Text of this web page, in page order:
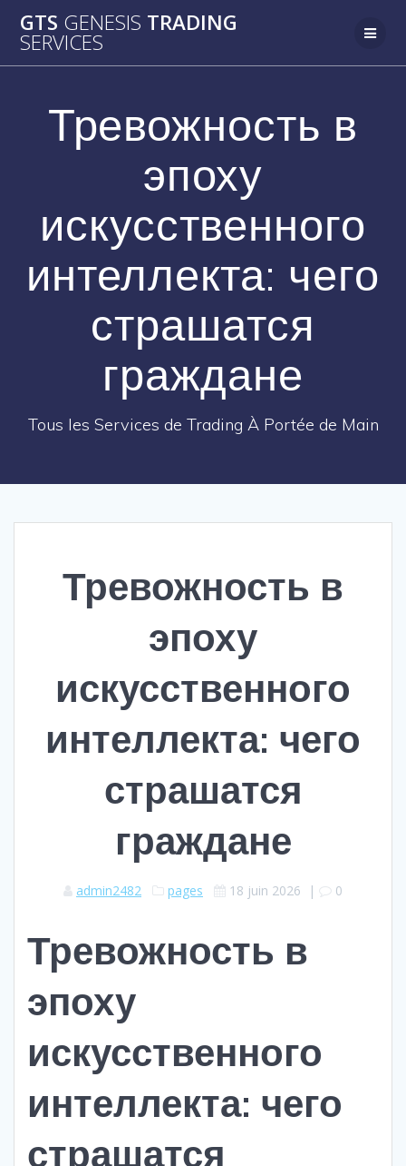
au
GTS GENESIS TRADING
SERVICES
Тревожность в
эпоху
искусственного
интеллекта: чего
страшатся
граждане
Tous les Services de Trading À Portée de Main
Тревожность в
эпоху
искусственного
интеллекта: чего
страшатся
граждане
admin2482 pages 18 juin 2026 | 0
Тревожность в
эпоху
искусственного
интеллекта: чего
страшатся